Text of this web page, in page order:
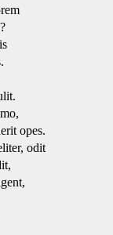
opes.
odit